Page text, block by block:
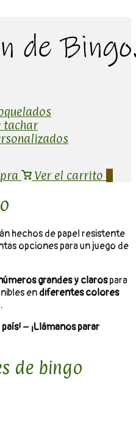
tachar
Ver el carrito 0
hechos de papel resistente
opciones para un juego de
grandes y clarospara
en diferentes colores
– ¡Llámanos parar
de bingo